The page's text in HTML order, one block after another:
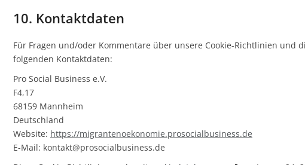
10. Kontaktdaten
Für Fragen und/oder Kommentare über unsere Cookie-Richtlinien und
folgenden Kontaktdaten:
Pro Social Business e.V.
F4,17
68159 Mannheim
Deutschland
Website: https://migrantenoekonomie.prosocialbusiness.de
E-Mail: ed.ssenisublaicosorp@tkatnok